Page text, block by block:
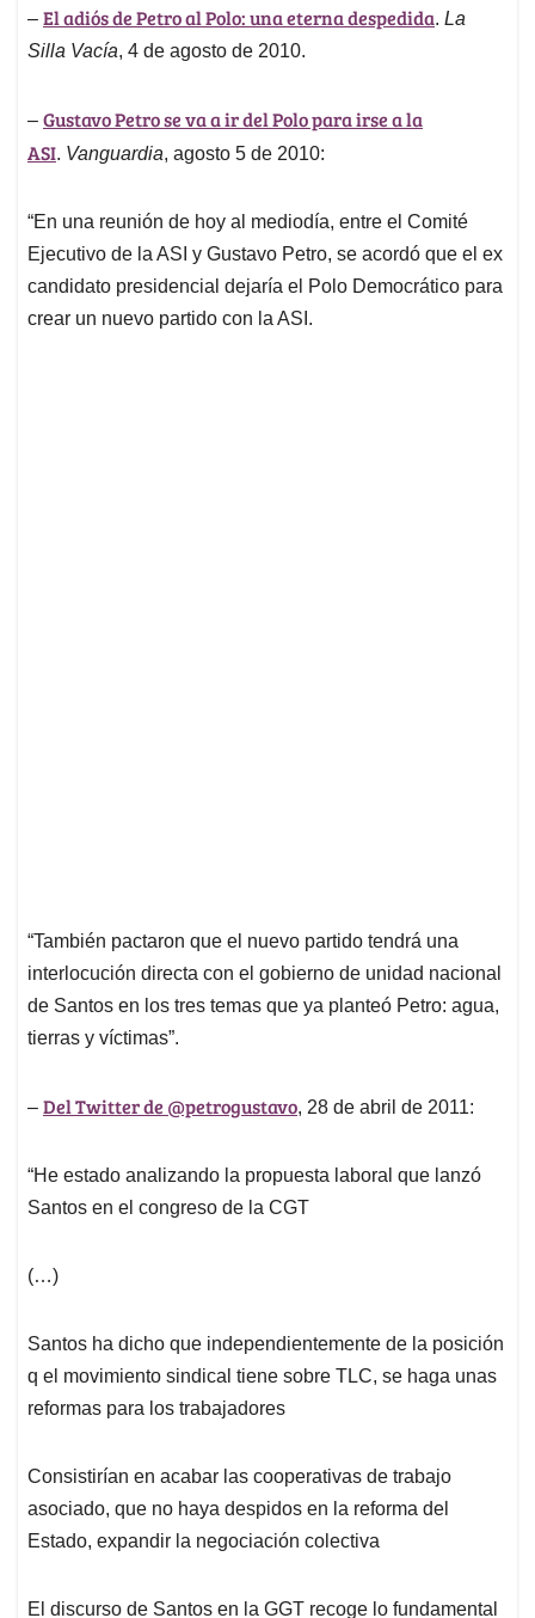
– El adiós de Petro al Polo: una eterna despedida. La
Silla Vacía, 4 de agosto de 2010.
– Gustavo Petro se va a ir del Polo para irse a la
ASI. Vanguardia, agosto 5 de 2010:
“En una reunión de hoy al mediodía, entre el Comité
Ejecutivo de la ASI y Gustavo Petro, se acordó que el ex
candidato presidencial dejaría el Polo Democrático para
crear un nuevo partido con la ASI.
“También pactaron que el nuevo partido tendrá una
interlocución directa con el gobierno de unidad nacional
de Santos en los tres temas que ya planteó Petro: agua,
tierras y víctimas”.
– Del Twitter de @petrogustavo, 28 de abril de 2011:
“He estado analizando la propuesta laboral que lanzó
Santos en el congreso de la CGT
(…)
Santos ha dicho que independientemente de la posición
q el movimiento sindical tiene sobre TLC, se haga unas
reformas para los trabajadores
Consistirían en acabar las cooperativas de trabajo
asociado, que no haya despidos en la reforma del
Estado, expandir la negociación colectiva
El discurso de Santos en la GGT recoge lo fundamental